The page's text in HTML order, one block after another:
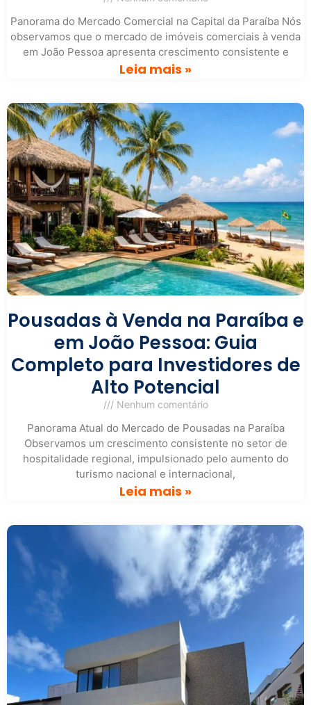
Panorama do Mercado Comercial na Capital da Paraíba Nós
observamos que o mercado de imóveis comerciais à venda
em João Pessoa apresenta crescimento consistente e
Leia mais »
Pousadas à Venda na Paraíba e
em João Pessoa: Guia
Completo para Investidores de
Alto Potencial
Nenhum comentário
Panorama Atual do Mercado de Pousadas na Paraíba
Observamos um crescimento consistente no setor de
hospitalidade regional, impulsionado pelo aumento do
turismo nacional e internacional,
Leia mais »